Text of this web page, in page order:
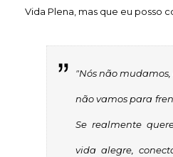
Vida Plena, mas que eu posso
"Nós não mudamos,
não vamos para
Se realmente
vida alegre,